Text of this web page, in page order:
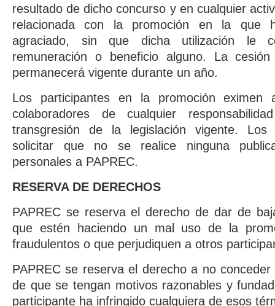
resultado de dicho concurso y en cualquier
relacionada con la promoción en la que
agraciado, sin que dicha utilización le
remuneración o beneficio alguno. La
permanecerá vigente durante un año.
Los participantes en la promoción
colaboradores de cualquier
transgresión de la legislación vigente. Los
solicitar que no se realice ninguna
personales a PAPREC.
RESERVA DE DERECHOS
PAPREC se reserva el derecho de dar de
que estén haciendo un mal uso de la
fraudulentos o que perjudiquen a otros
PAPREC se reserva el derecho a no
de que se tengan motivos razonables y
participante ha infringido cualquiera de esos